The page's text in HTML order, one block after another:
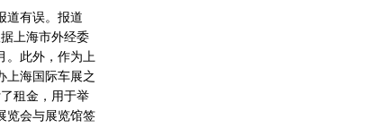
有误。报道
上海市外经委
。此外，作为上
上海国际车展之
租金，用于举
览会与展览馆签